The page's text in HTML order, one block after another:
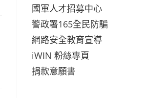
國軍人才招募中心
警政署165全民防騙
網路安全教育宣導
iWIN 粉絲專頁
捐款意願書